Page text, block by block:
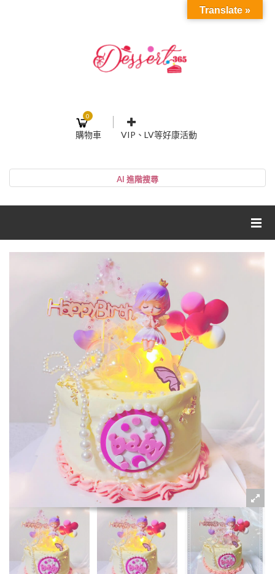
0
購物車 VIP、LV等好康活動
帳號
記住我
忘記密碼
網紅媽咪蛋糕心得分享
加入甜點廚師接單平台
Translate »